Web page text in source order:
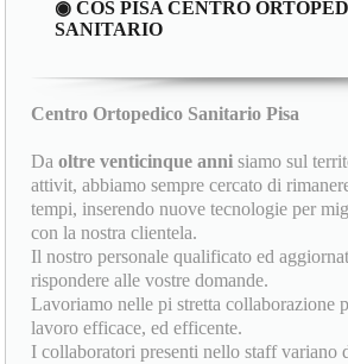
◉ COS PISA CENTRO
SANITARIO
Centro Ortopedico Sanitario Pisa
Daoltre venticinque annisiamo sul
attivit, abbiamo sempre cercato di
tempi, inserendo nuove tecnologie per
con la nostra clientela.
Il nostro personale qualificato ed
rispondere alle vostre domande.
Lavoriamo nelle pi stretta collaborazione
lavoro efficace, ed efficente.
I collaboratori presenti nello staff variano